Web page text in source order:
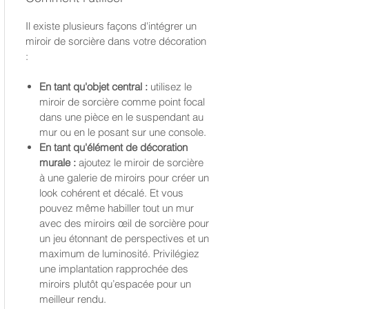
Il existe plusieurs façons d'intégrer un
miroir de sorcière dans votre décoration
:
En tant qu'objet central : utilisez le
miroir de sorcière comme point focal
dans une pièce en le suspendant au
mur ou en le posant sur une console.
En tant qu'élément de décoration
murale : ajoutez le miroir de sorcière
à une galerie de miroirs pour créer un
look cohérent et décalé. Et vous
pouvez même habiller tout un mur
avec des miroirs œil de sorcière pour
un jeu étonnant de perspectives et un
maximum de luminosité. Privilégiez
une implantation rapprochée des
miroirs plutôt qu’espacée pour un
meilleur rendu.